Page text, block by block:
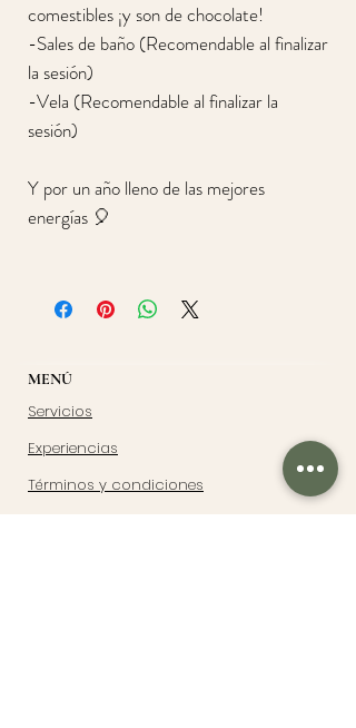
comestibles ¡y son de chocolate!
-Sales de baño (Recomendable al finalizar
la sesión)
-Vela (Recomendable al finalizar la
sesión)
Y por un año lleno de las mejores
energías 🎈
MENÚ
Servicios
Experiencias
Términos y condiciones